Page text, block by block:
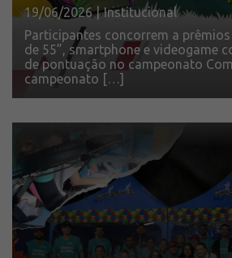
Trabalhe conosco
19/06/2026 | Institucional
Participantes concorrem a
de 55”, smartphone e videogame
de pontuação no campeonato
campeonato […]